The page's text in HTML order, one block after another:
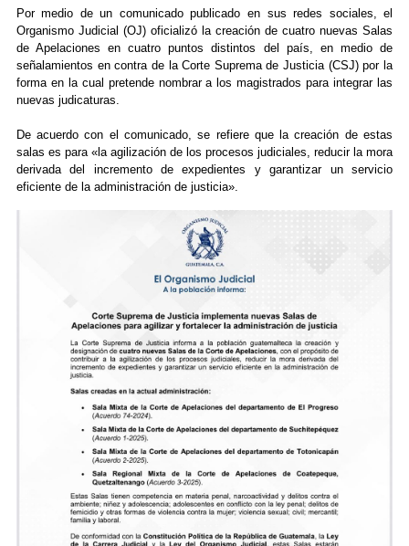
Por medio de un comunicado publicado en sus redes sociales, el
Organismo Judicial (OJ) oficializó la creación de cuatro nuevas Salas
de Apelaciones en cuatro puntos distintos del país, en medio de
señalamientos en contra de la Corte Suprema de Justicia (CSJ) por la
forma en la cual pretende nombrar a los magistrados para integrar las
nuevas judicaturas.
De acuerdo con el comunicado, se refiere que la creación de estas
salas es para «la agilización de los procesos judiciales, reducir la mora
derivada del incremento de expedientes y garantizar un servicio
eficiente de la administración de justicia».